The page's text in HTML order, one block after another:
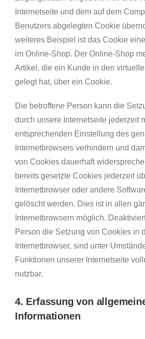
Internetseite und dem auf dem
Benutzers abgelegten Cookie
weiteres Beispiel ist das Cookie
im Online-Shop. Der Online-Shop
Artikel, die ein Kunde in den
gelegt hat, über ein Cookie.
Die betroffene Person kann die
durch unsere Internetseite jederzeit
entsprechenden Einstellung des
Internetbrowsers verhindern und
von Cookies dauerhaft
bereits gesetzte Cookies jederzeit
Internetbrowser oder andere
gelöscht werden. Dies ist in allen
Internetbrowsern möglich.
Person die Setzung von Cookies in
Internetbrowser, sind unter
Funktionen unserer Internetseite
nutzbar.
4. Erfassung von
Informationen